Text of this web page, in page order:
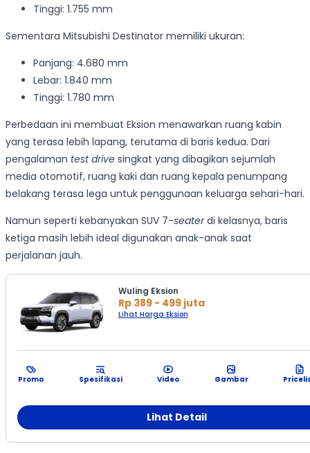
Tinggi: 1.755 mm
Sementara Mitsubishi Destinator memiliki ukuran:
Panjang: 4.680 mm
Lebar: 1.840 mm
Tinggi: 1.780 mm
Perbedaan ini membuat Eksion menawarkan ruang kabin
yang terasa lebih lapang, terutama di baris kedua. Dari
pengalaman test drive singkat yang dibagikan sejumlah
media otomotif, ruang kaki dan ruang kepala penumpang
belakang terasa lega untuk penggunaan keluarga sehari-hari.
Namun seperti kebanyakan SUV 7-seaterdi kelasnya, baris
ketiga masih lebih ideal digunakan anak-anak saat
perjalanan jauh.
Wuling Eksion
Rp 389 - 499 juta
Lihat Harga Eksion
Promo Spesifikasi Video Gambar
Lihat Detail